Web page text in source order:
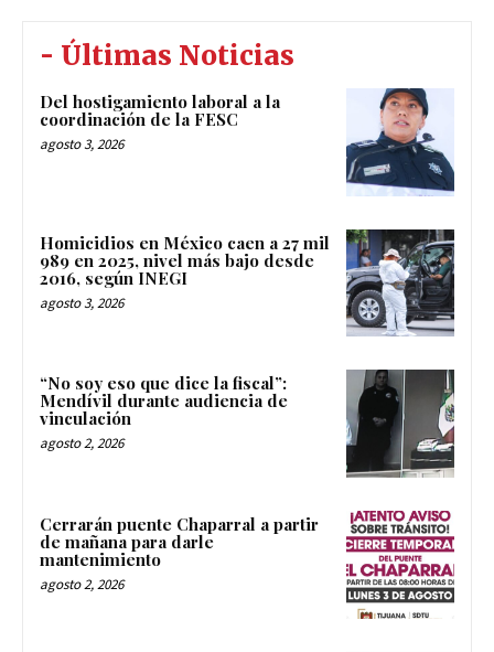
- Últimas Noticias
Del hostigamiento laboral a la
coordinación de la FESC
agosto 3, 2026
Homicidios en México caen a 27 mil
989 en 2025, nivel más bajo desde
2016, según INEGI
agosto 3, 2026
“No soy eso que dice la fiscal”:
Mendívil durante audiencia de
vinculación
agosto 2, 2026
Cerrarán puente Chaparral a partir
de mañana para darle
mantenimiento
agosto 2, 2026